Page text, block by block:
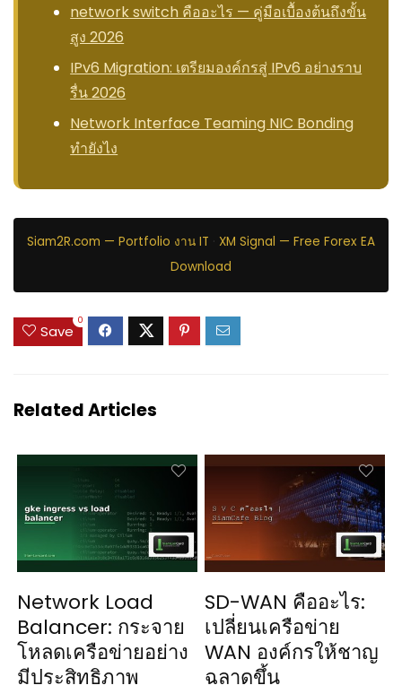
network switch คืออะไร — คู่มือเบื้องต้นถึงขั้น
สูง 2026
IPv6 Migration: เตรียมองค์กรสู่ IPv6 อย่างราบ
รื่น 2026
Network Interface Teaming NIC Bonding
ทำยังไง
Siam2R.com — Portfolio งาน IT · XM Signal — Free Forex EA
Download
Save
0
Related Articles
Network Load
Balancer: กระจาย
โหลดเครือข่ายอย่าง
มีประสิทธิภาพ
SD-WAN คืออะไร:
เปลี่ยนเครือข่าย
WAN องค์กรให้ชาญ
ฉลาดขึ้น